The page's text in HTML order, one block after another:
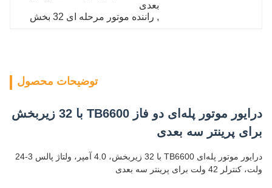
بعدی
, راننده موتور مرحله ای 32 بخش
توضیحات محصول
درایور موتور پله‌ای دو فاز TB6600 با 32 زیربخش
برای پرینتر سه بعدی
درایور موتور پله‌ای TB6600 با 32 زیربخش، 4.0 آمپر، ولتاژ پالس 3-24
ولت، کنترلر 42 ولت برای پرینتر سه بعدی